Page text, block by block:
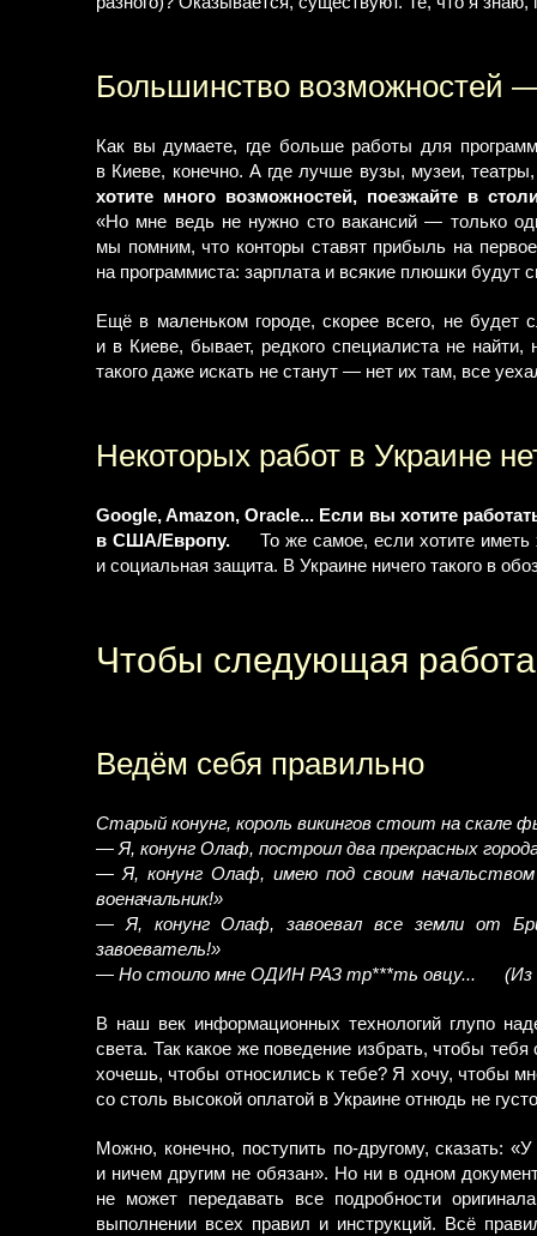
Большинство возможностей
Как вы думаете, где больше работы для
в Киеве, конечно. А где лучше вузы, музеи,
хотите много возможностей, поезжайте в
«Но мне ведь не нужно сто вакансий — только
мы помним, что конторы ставят прибыль на
на программиста: зарплата и всякие плюшки будут
Ещё в маленьком городе, скорее всего, не будет
и в Киеве, бывает, редкого специалиста не
такого даже искать не станут — нет их там, все
Некоторых работ в Украине
Google, Amazon, Oracle... Если вы хотите
в США/Европу.
То же самое, если хотите
и социальная защита. В Украине ничего такого в
Чтобы следующая
Ведём себя правильно
Старый конунг, король викингов стоит на скале
— Я, конунг Олаф, построил два прекрасных
— Я, конунг Олаф, имею под своим
военачальник!»
— Я, конунг Олаф, завоевал все земли от
завоеватель!»
— Но стоило мне ОДИН РАЗ тр***ть овцу...
(Из
В наш век информационных технологий глупо
света. Так какое же поведение избрать, чтобы
хочешь, чтобы относились к тебе? Я хочу, чтобы
со столь высокой оплатой в Украине отнюдь не
Можно, конечно, поступить по-другому, сказать:
и ничем другим не обязан». Но ни в одном
не может передавать все подробности
выполнении всех правил и инструкций. Всё